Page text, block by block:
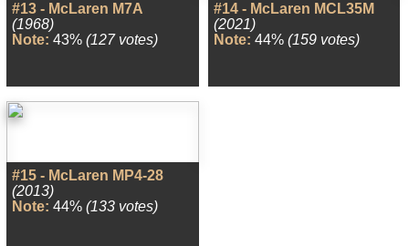
#13 - McLaren M7A
(1968)
Note: 43% (127 votes)
#14 - McLaren MCL35M
(2021)
Note: 44% (159 votes)
#15 - McLaren MP4-28
(2013)
Note: 44% (133 votes)